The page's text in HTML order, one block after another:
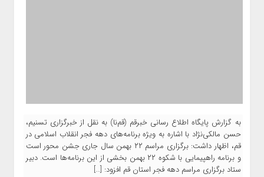
به گزارش پایگاه اطلاع رسانی خبرقم (قم‌نا) به نقل از خبرگزاری تسنیم،
حسن مالکی‌نژاد با اشاره به ویژه برنامه‌های دهه فجر انقلاب اسلامی در
قم، اظهار داشت: برگزاری مراسم ۲۲ بهمن سال جاری جشن محور است
و برنامه راهپیمایی با شکوه ۲۲ بهمن بخشی از این برنامه‌ها است. دبیر
ستاد برگزاری مراسم دهه فجر استان قم افزود: […]